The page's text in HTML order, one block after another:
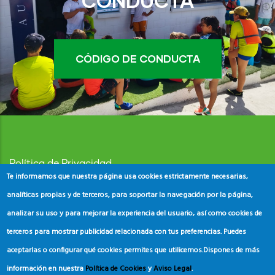
CÓDIGO DE CONDUCTA
Política de Privacidad
Aviso Legal
Política de Cookies
Te informamos que nuestra página usa cookies estrictamente necesarias,
analíticas propias y de terceros, para soportar la navegación por la página,
analizar su uso y para mejorar la experiencia del usuario, así como cookies de
terceros para mostrar publicidad relacionada con tus preferencias. Puedes
aceptarlas o configurar qué cookies permites que utilicemos.Dispones de más
información en nuestra Política de CookiesyAviso Legal.